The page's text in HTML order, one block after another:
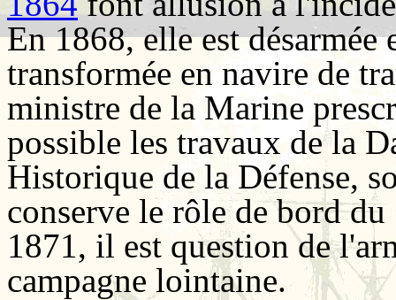
En 1868, elle est désarmée
transformée en navire de
ministre de la Marine
possible les travaux de la
Historique de la Défense,
conserve le rôle de bord
1871, il est question de
campagne lointaine.